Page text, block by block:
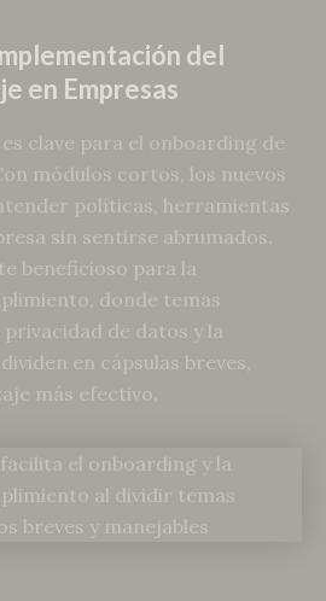
del
en Empresas
es clave para el onboarding de
módulos cortos, los nuevos
políticas, herramientas
sin sentirse abrumados.
beneficioso para la
donde temas
de datos y la
en cápsulas breves,
más efectivo.